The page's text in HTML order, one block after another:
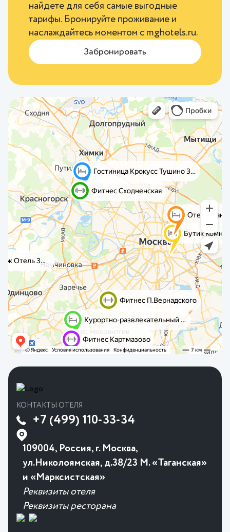
найдете для себя самые выгодные
тарифы. Бронируйте проживание и
наслаждайтесь моментом с mghotels.ru.
Забронировать
КОНТАКТЫ ОТЕЛЯ
+7 (499) 110-33-34
109004, Россия, г. Москва,
ул.Николоямская, д.38/23 М. «Таганская»
и «Марксистская»
Реквизиты отеля
Реквизиты ресторана